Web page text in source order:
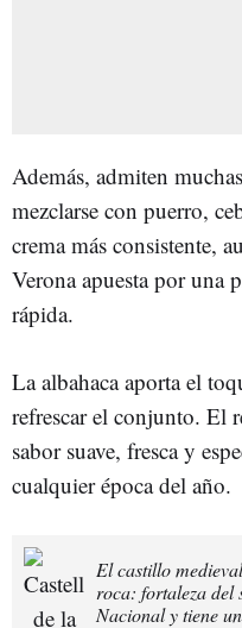
Además, admiten
mezclarse con puerro,
crema más consistente,
Verona apuesta por una
rápida.
La albahaca aporta el
refrescar el conjunto. El
sabor suave, fresca y
cualquier época del año.
El castillo
roca: fortaleza del
Nacional y tiene